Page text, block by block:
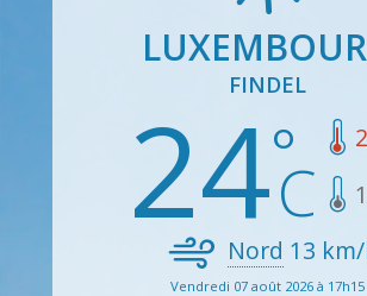
FINDEL
24
Nord 13
Vendredi 07 août 2026 à 17h15